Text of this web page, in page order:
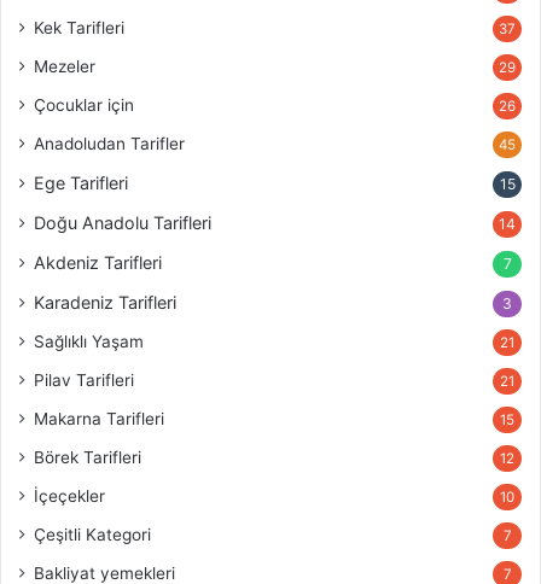
Kek Tarifleri 37
Mezeler 29
Çocuklar için 26
Anadoludan Tarifler 45
Ege Tarifleri 15
Doğu Anadolu Tarifleri 14
Akdeniz Tarifleri 7
Karadeniz Tarifleri 3
Sağlıklı Yaşam 21
Pilav Tarifleri 21
Makarna Tarifleri 15
Börek Tarifleri 12
İçeçekler 10
Çeşitli Kategori 7
Bakliyat yemekleri 7